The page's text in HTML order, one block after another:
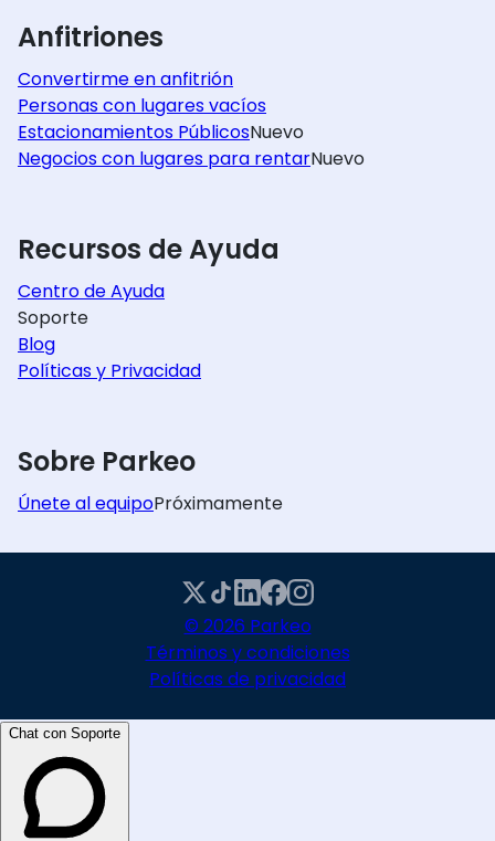
Anfitriones
Convertirme en anfitrión
Personas con lugares vacíos
Estacionamientos PúblicosNuevo
Negocios con lugares para rentarNuevo
Recursos de Ayuda
Centro de Ayuda
Soporte
Blog
Políticas y Privacidad
Sobre Parkeo
Únete al equipoPróximamente
© 2026 Parkeo
Términos y condiciones
Políticas de privacidad
Chat con Soporte